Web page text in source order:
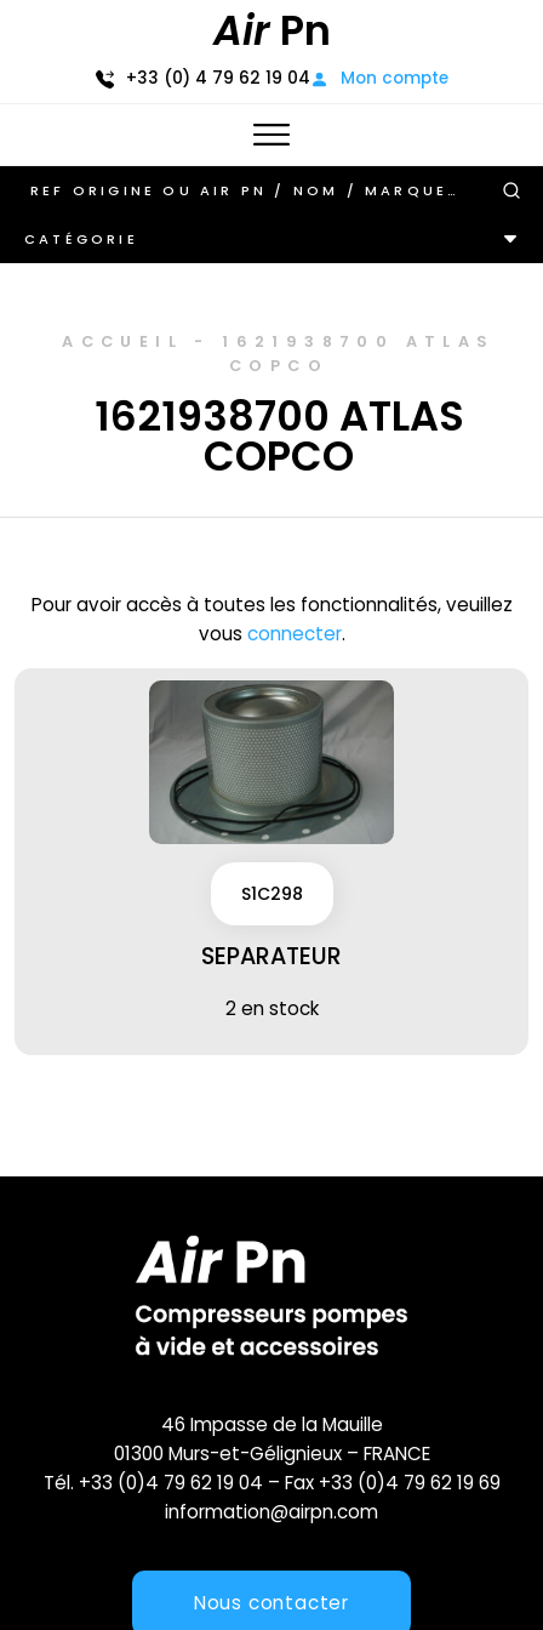
AirPn
+33 (0) 4 79 62 19 04 Mon compte
CATÉGORIE
ACCUEIL - 1621938700 ATLAS
COPCO
1621938700 ATLAS
COPCO
Pour avoir accès à toutes les fonctionnalités, veuillez
vous connecter.
S1C298
SEPARATEUR
2 en stock
46 Impasse de la Mauille
01300 Murs-et-Gélignieux – FRANCE
Tél. +33 (0)4 79 62 19 04 – Fax +33 (0)4 79 62 19 69
information@airpn.com
Nous contacter